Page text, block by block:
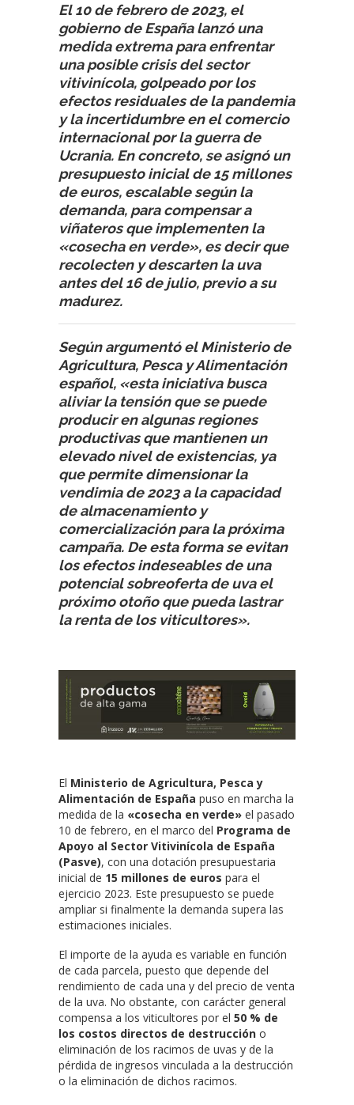
El 10 de febrero de 2023, el
gobierno de España lanzó una
medida extrema para enfrentar
una posible crisis del sector
vitivinícola, golpeado por los
efectos residuales de la pandemia
y la incertidumbre en el comercio
internacional por la guerra de
Ucrania. En concreto, se asignó un
presupuesto inicial de 15 millones
de euros, escalable según la
demanda, para compensar a
viñateros que implementen la
«cosecha en verde», es decir que
recolecten y descarten la uva
antes del 16 de julio, previo a su
madurez.
Según argumentó el Ministerio de
Agricultura, Pesca y Alimentación
español, «esta iniciativa busca
aliviar la tensión que se puede
producir en algunas regiones
productivas que mantienen un
elevado nivel de existencias, ya
que permite dimensionar la
vendimia de 2023 a la capacidad
de almacenamiento y
comercialización para la próxima
campaña. De esta forma se evitan
los efectos indeseables de una
potencial sobreoferta de uva el
próximo otoño que pueda lastrar
la renta de los viticultores».
El Ministerio de Agricultura, Pesca y
Alimentación de España puso en marcha la
medida de la «cosecha en verde» el pasado
10 de febrero, en el marco del Programa de
Apoyo al Sector Vitivinícola de España
(Pasve), con una dotación presupuestaria
inicial de 15 millones de euros para el
ejercicio 2023. Este presupuesto se puede
ampliar si finalmente la demanda supera las
estimaciones iniciales.
El importe de la ayuda es variable en función
de cada parcela, puesto que depende del
rendimiento de cada una y del precio de venta
de la uva. No obstante, con carácter general
compensa a los viticultores por el 50 % de
los costos directos de destrucción o
eliminación de los racimos de uvas y de la
pérdida de ingresos vinculada a la destrucción
o la eliminación de dichos racimos.